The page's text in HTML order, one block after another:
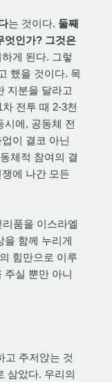
는 것이다. 둘째
엇인가? 그것은
게 된다. 그렇
했을 것이다. 목
지분을 달라고
전투 때 2-3천
시에, 공동체 전
이 결코 아닌
체적 참여의 결
에 나간 모든
품을 이스라엘
을 함께 누리게
힘만으로 이루
주실 뿐만 아니
고 주저앉는 것
삼았다. 우리의